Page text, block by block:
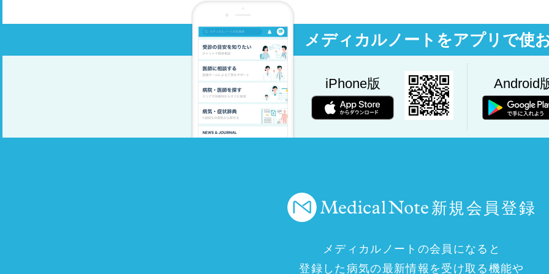
メディカルノートをアプリで使
iPhone版 Android
新規会員登録
メディカルノートの会員になると
登録した病気の最新情報を受け取る機能や